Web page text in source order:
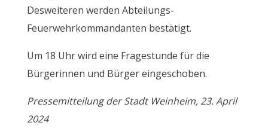
Desweiteren werden Abteilungs-
Feuerwehrkommandanten bestätigt.
Um 18 Uhr wird eine Fragestunde für die
Bürgerinnen und Bürger eingeschoben.
Pressemitteilung der Stadt Weinheim, 23. April
2024